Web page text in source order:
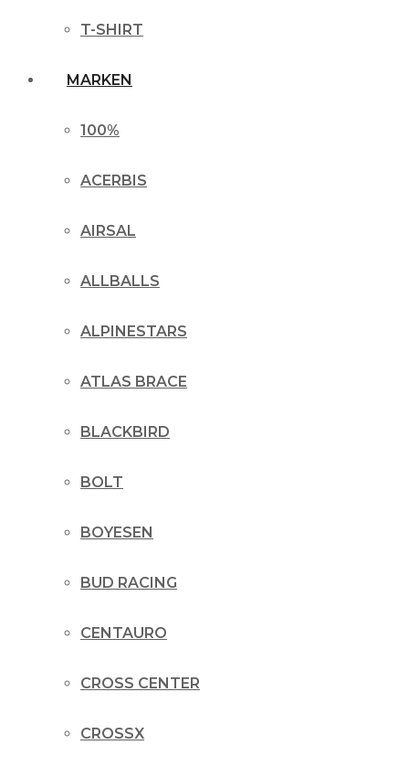
T-SHIRT
MARKEN
100%
ACERBIS
AIRSAL
ALLBALLS
ALPINESTARS
ATLAS BRACE
BLACKBIRD
BOLT
BOYESEN
BUD RACING
CENTAURO
CROSS CENTER
CROSSX